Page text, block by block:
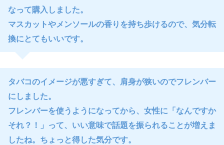
なって購入しました。
マスカットやメンソールの香りを持ち歩けるので、気分転
換にとてもいいです。
タバコのイメージが悪すぎて、肩身が狭いのでフレンバー
にしました。
フレンバーを使うようになってから、女性に「なんですか
それ？！」って、いい意味で話題を振られることが増えま
したね。ちょっと得した気分です。